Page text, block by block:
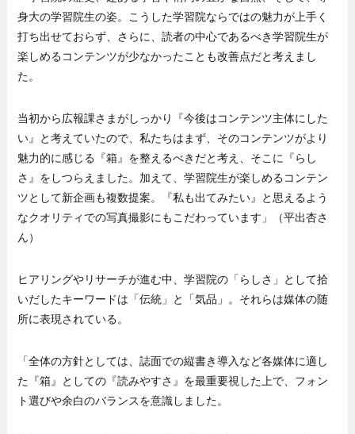
身大の学習院生の姿。こうした学習院ならではの魅力が上手く
打ち出せておらず、さらに、読者の中心であるべき学習院生が
楽しめるコンテンツが少なかったことも改善点だと考えまし
た。
当初から広報課さまがしっかり『今後はコンテンツ主体にした
い』と考えていたので、私たちはまず、そのコンテンツがより
魅力的に感じる『箱』を整えるべきだと考え、そこに『らし
さ』をしつらえました。加えて、学習院生が楽しめるコンテン
ツとして新企画も複数提案。『私も出てみたい』と思えるよう
なクオリティでの写真撮影にもこだわっています」（平出杏さ
ん）
ヒアリングやリサーチが進む中、学習院の「らしさ」として拾
いだしたキーワードは「伝統」と「気品」。それらは媒体の随
所に表現されている。
「全体の方針としては、誌面での縦書き導入など各媒体に適し
た『箱』としての『読みやすさ』を最重要視した上で、フォン
ト選びや余白のバランスを意識しました。